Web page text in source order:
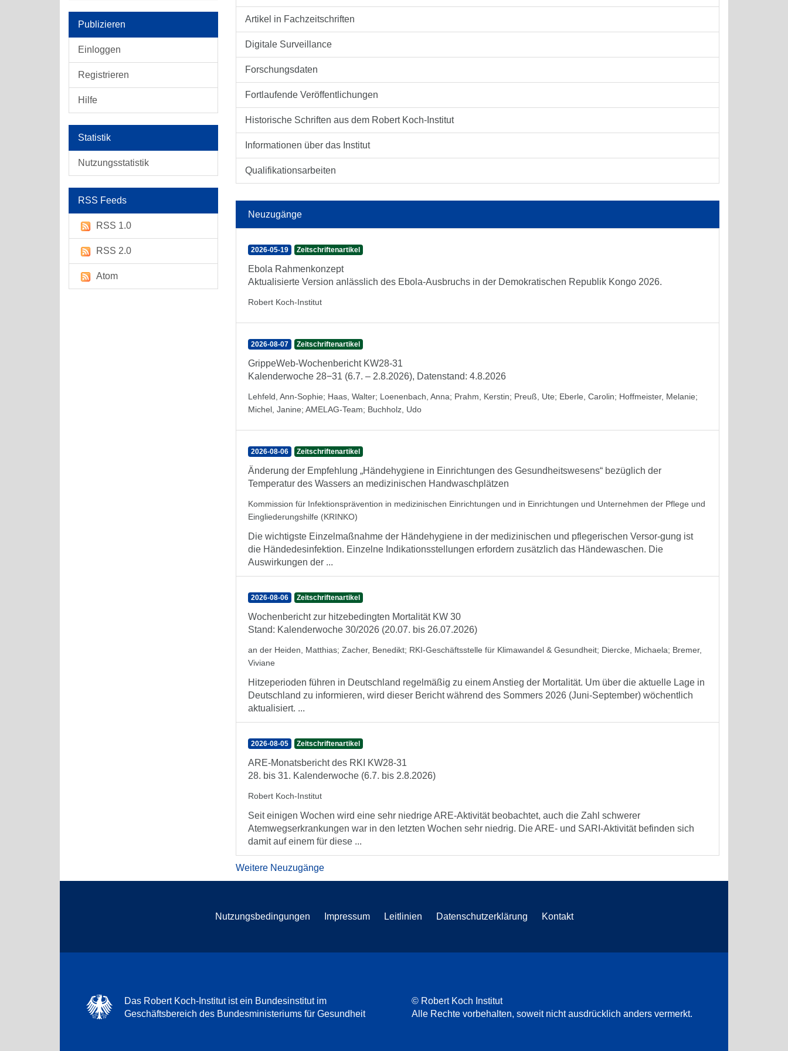
Publizieren
Einloggen
Registrieren
Hilfe
Statistik
Nutzungsstatistik
RSS Feeds
RSS 1.0
RSS 2.0
Atom
Artikel in Fachzeitschriften
Digitale Surveillance
Forschungsdaten
Fortlaufende Veröffentlichungen
Historische Schriften aus dem Robert Koch-Institut
Informationen über das Institut
Qualifikationsarbeiten
Neuzugänge
2026-05-19 Zeitschriftenartikel
Ebola Rahmenkonzept
Aktualisierte Version anlässlich des Ebola-Ausbruchs in der Demokratischen Republik Kongo 2026.
Robert Koch-Institut
2026-08-07 Zeitschriftenartikel
GrippeWeb-Wochenbericht KW28-31
Kalenderwoche 28−31 (6.7. – 2.8.2026), Datenstand: 4.8.2026
Lehfeld, Ann-Sophie; Haas, Walter; Loenenbach, Anna; Prahm, Kerstin; Preuß, Ute; Eberle, Carolin; Hoffmeister, Melanie;
Michel, Janine; AMELAG-Team; Buchholz, Udo
2026-08-06 Zeitschriftenartikel
Änderung der Empfehlung „Händehygiene in Einrichtungen des Gesundheitswesens“ bezüglich der
Temperatur des Wassers an medizinischen Handwaschplätzen
Kommission für Infektionsprävention in medizinischen Einrichtungen und in Einrichtungen und Unternehmen der Pflege und
Eingliederungshilfe (KRINKO)
Die wichtigste Einzelmaßnahme der Händehygiene in der medizinischen und pflegerischen Versor-gung ist
die Händedesinfektion. Einzelne Indikationsstellungen erfordern zusätzlich das Händewaschen. Die
Auswirkungen der ...
2026-08-06 Zeitschriftenartikel
Wochenbericht zur hitzebedingten Mortalität KW 30
Stand: Kalenderwoche 30/2026 (20.07. bis 26.07.2026)
an der Heiden, Matthias; Zacher, Benedikt; RKI-Geschäftsstelle für Klimawandel & Gesundheit; Diercke, Michaela; Bremer,
Viviane
Hitzeperioden führen in Deutschland regelmäßig zu einem Anstieg der Mortalität. Um über die aktuelle Lage in
Deutschland zu informieren, wird dieser Bericht während des Sommers 2026 (Juni-September) wöchentlich
aktualisiert. ...
2026-08-05 Zeitschriftenartikel
ARE-Monatsbericht des RKI KW28-31
28. bis 31. Kalenderwoche (6.7. bis 2.8.2026)
Robert Koch-Institut
Seit einigen Wochen wird eine sehr niedrige ARE-Aktivität beobachtet, auch die Zahl schwerer
Atemwegserkrankungen war in den letzten Wochen sehr niedrig. Die ARE- und SARI-Aktivität befinden sich
damit auf einem für diese ...
Weitere Neuzugänge
Nutzungsbedingungen Impressum Leitlinien Datenschutzerklärung Kontakt
Das Robert Koch-Institut ist ein Bundesinstitut im
Geschäftsbereich des Bundesministeriums für Gesundheit
© Robert Koch Institut
Alle Rechte vorbehalten, soweit nicht ausdrücklich anders vermerkt.